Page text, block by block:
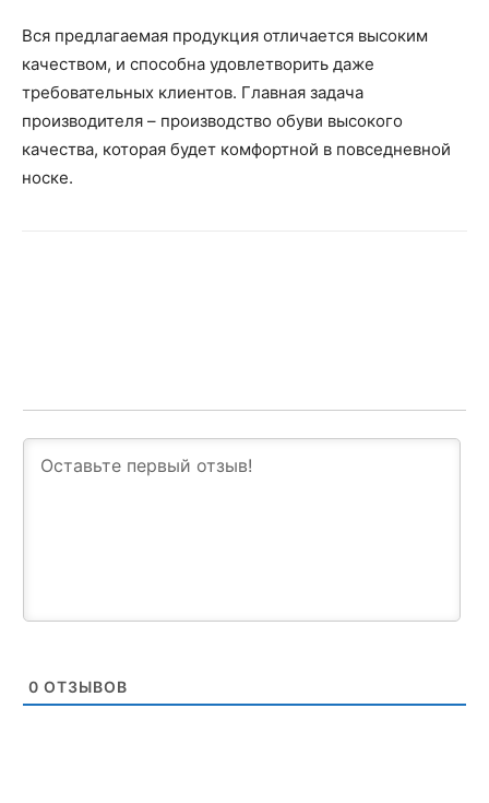
Вся предлагаемая продукция отличается высоким
качеством, и способна удовлетворить даже
требовательных клиентов. Главная задача
производителя – производство обуви высокого
качества, которая будет комфортной в повседневной
носке.
0 ОТЗЫВОВ